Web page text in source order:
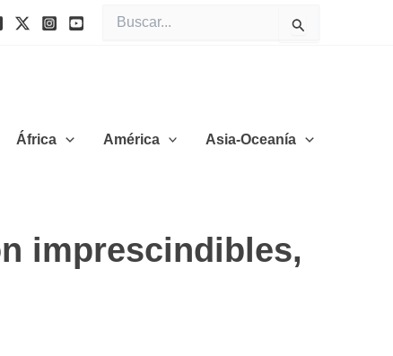
por:
África América Asia-Oceanía
imprescindibles,